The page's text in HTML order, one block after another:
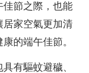
佳節之際，也能
居家空氣更加清
的端午佳節。
有驅蚊避穢、